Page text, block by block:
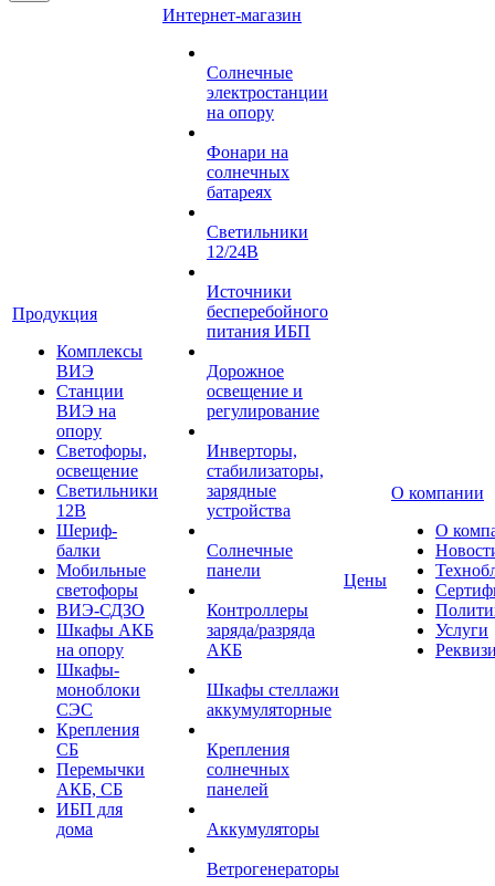
Продукция
Комплексы
ВИЭ
Станции
ВИЭ на
опору
Светофоры,
освещение
Светильники
12В
Шериф-
балки
Мобильные
светофоры
ВИЭ-СДЗО
Шкафы АКБ
на опору
Шкафы-
моноблоки
СЭС
Крепления
СБ
Перемычки
АКБ, СБ
ИБП для
дома
Интернет-магазин
Солнечные
электростанции
на опору
Фонари на
солнечных
батареях
Светильники
12/24В
Источники
бесперебойного
питания ИБП
Дорожное
освещение и
регулирование
Инверторы,
стабилизаторы,
зарядные
устройства
Солнечные
панели
Контроллеры
заряда/разряда
АКБ
Шкафы стеллажи
аккумуляторные
Крепления
солнечных
панелей
Аккумуляторы
Ветрогенераторы
Цены
О компании
О
Услуги